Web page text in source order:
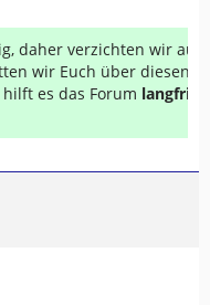
daher verzichten wir auf
wir Euch über diesen
es das Forum